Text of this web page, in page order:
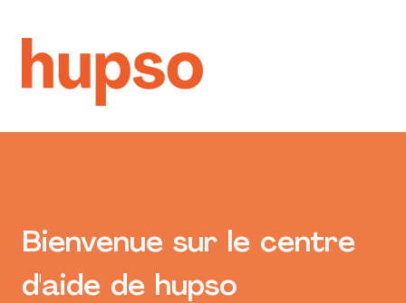
Bienvenue sur le centre
d'aide de hupso